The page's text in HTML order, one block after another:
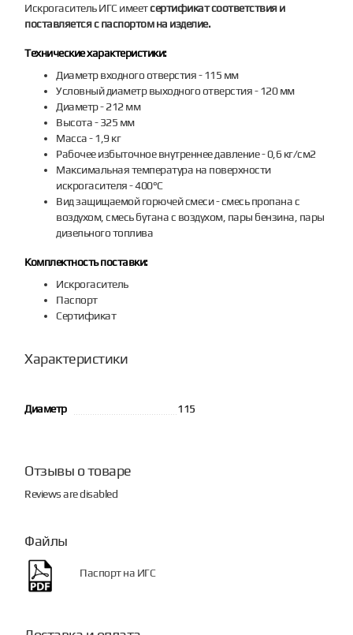
Искрогаситель ИГС имеетсертификат соответствия и
поставляется с паспортом на изделие.
Технические характеристики:
Диаметр входного отверстия - 115 мм
Условный диаметр выходного отверстия - 120 мм
Диаметр - 212 мм
Высота - 325 мм
Масса - 1,9 кг
Рабочее избыточное внутреннее давление - 0,6 кг/см2
Максимальная температура на поверхности
искрогасителя - 400°С
Вид защищаемой горючей смеси - смесь пропана с
воздухом, смесь бутана с воздухом, пары бензина, пары
дизельного топлива
Комплектность поставки:
Искрогаситель
Паспорт
Сертификат
Характеристики
Диаметр 115
Отзывы о товаре
Reviews are disabled
Файлы
Паспорт на ИГС